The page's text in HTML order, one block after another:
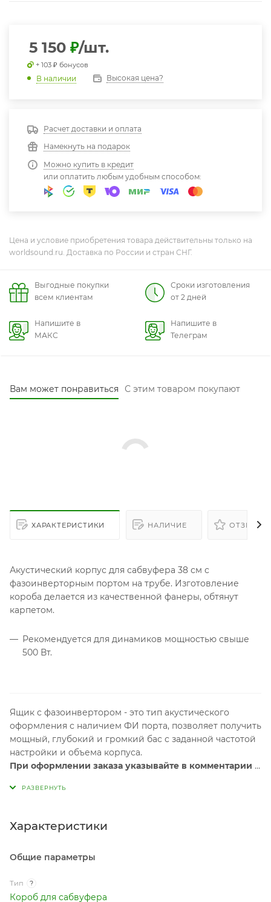
5 150 ₽/шт.
+ 103 ₽ бонусов
В наличии Высокая цена?
Расчет доставки и оплата
Намекнуть на подарок
Можно купить в кредит
или оплатить любым удобным способом:
Цена и условие приобретения товара действительны только на
worldsound.ru. Доставка по России и стран СНГ.
Выгодные покупки
всем клиентам
Сроки изготовления
от 2 дней
Напишите в
МАКС
Напишите в
Телеграм
Вам может понравиться С этим товаром покупают
ХАРАКТЕРИСТИКИ НАЛИЧИЕ ОТЗЫВЫ
Акустический корпус для сабвуфера 38 см с
фазоинверторным портом на трубе. Изготовление
короба делается из качественной фанеры, обтянут
карпетом.
Рекомендуется для динамиков мощностью свыше
500 Вт.
Ящик с фазоинвертором - это тип акустического
оформления с наличием ФИ порта, позволяет получить
мощный, глубокий и громкий бас с заданной частотой
настройки и объема корпуса.
При оформлении заказа указывайте в комментарии -
Характеристики
Общие параметры
Тип ?
Короб для сабвуфера